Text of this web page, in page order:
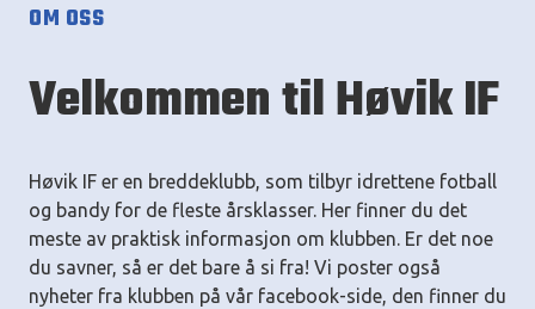
OM OSS
Velkommen til Høvik IF
Høvik IF er en breddeklubb, som tilbyr idrettene fotball
og bandy for de fleste årsklasser. Her finner du det
meste av praktisk informasjon om klubben. Er det noe
du savner, så er det bare å si fra! Vi poster også
nyheter fra klubben på vår facebook-side, den finner du